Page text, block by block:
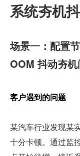
系统夯机
场景一：配置
OOM 抖动夯
客户遇到的问题
某汽车行业发现某
十分卡顿。通过监